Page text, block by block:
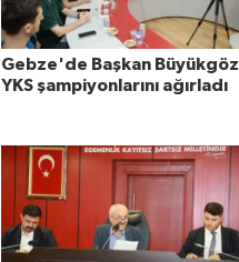
Gebze'de Başkan Büyükgöz
YKS şampiyonlarını ağırladı